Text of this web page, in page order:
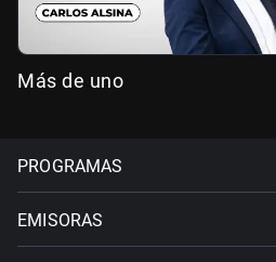
Más de uno
PROGRAMAS
EMISORAS